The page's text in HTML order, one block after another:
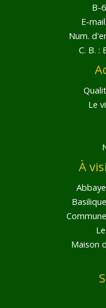
B-
E-
Num.
C. B. :
Le
À
Maison